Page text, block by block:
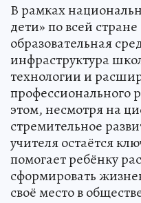
В рамках
дети» по всей
образовательная
инфраструктура
технологии и
профессионального
этом, несмотря на
стремительное
учителя остаётся
помогает ребёнку
сформировать
своё место в